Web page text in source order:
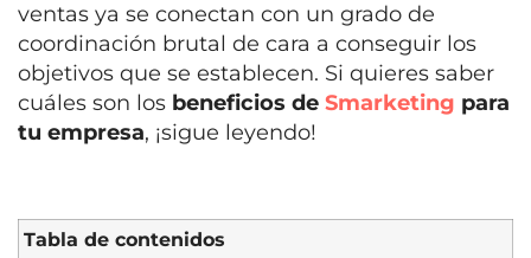
ventas ya se conectan con un grado de
coordinación brutal de cara a conseguir los
objetivos que se establecen. Si quieres saber
cuáles son los beneficios de Smarketing para
tu empresa, ¡sigue leyendo!
Tabla de contenidos